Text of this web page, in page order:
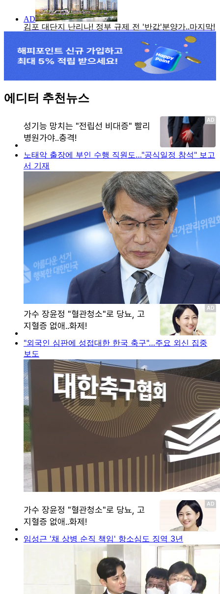
에디터 추천뉴스
노태악 출장에 부인 수행 직원도…"공식일정 참석" 보고
서 기재
"외국인 심판에 성접대한 한국 축구"…주요 외신 집중
보도
임성근 '채 상병 순직 책임' 항소심도 징역 3년